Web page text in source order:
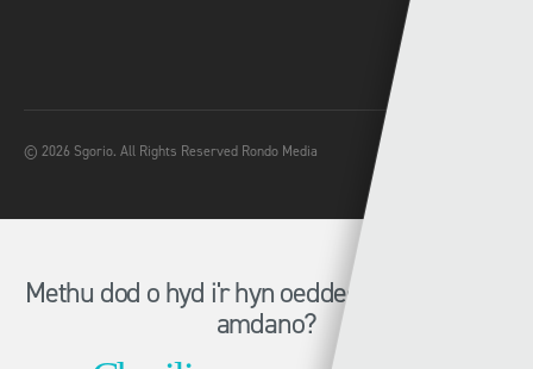
© 2026 Sgorio. All Rights Reserved Rondo Media
Methu dod o hyd i'r hyn oeddech chi'n chwilio
amdano?